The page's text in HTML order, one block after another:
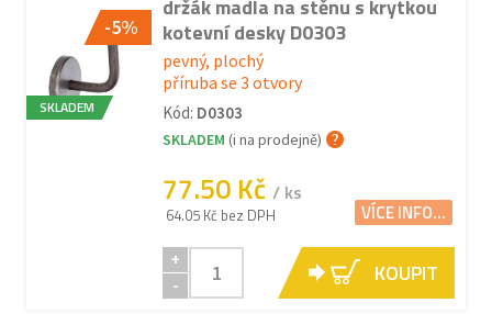
-5%
SKLADEM
držák madla na stěnu s krytkou
kotevní desky D0303
pevný, plochý
příruba se 3 otvory
Kód: D0303
SKLADEM (i na prodejně)
77.50 Kč / ks
64.05 Kč bez DPH VÍCE INFO...
+
-
KOUPIT